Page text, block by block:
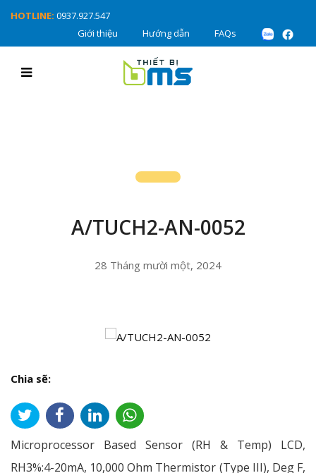
HOTLINE: 0937.927.547
Giới thiệu
Hướng dẫn FAQs
A/TUCH2-AN-0052
28 Tháng mười một, 2024
Chia sẽ:
Microprocessor Based Sensor (RH & Temp) LCD,
RH3%:4-20mA, 10,000 Ohm Thermistor (Type III), Deg F,